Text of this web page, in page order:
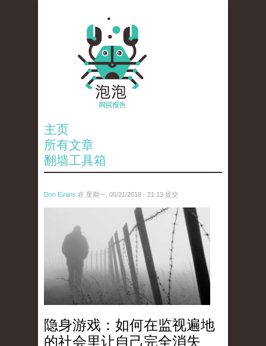
主页
所有文章
翻墙工具箱
Don Evans 在 星期一, 05/21/2018 - 21:13 提交
wechatimg1066.jpeg
隐身游戏：如何在监视遍地
的社会里让自己完全消失